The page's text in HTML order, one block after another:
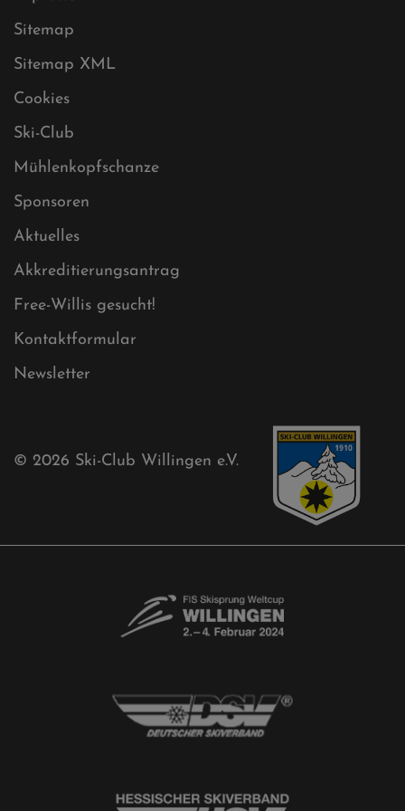
Datenschutz
Impressum
Sitemap
Sitemap XML
Cookies
Ski-Club
Mühlenkopfschanze
Sponsoren
Free-Willis gesucht!
Ski-Club Willingen e.V.